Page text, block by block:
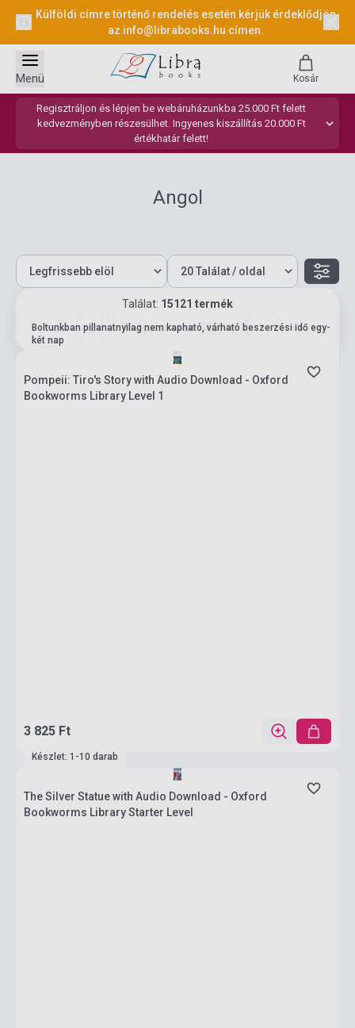
Külföldi címre történő rendelés esetén kérjük érdeklődjön
az info@librabooks.hu címen.
Regisztráljon és lépjen be webáruházunkba 25.000 Ft felett
kedvezményben részesülhet. Ingyenes kiszállítás 20.000 Ft
értékhatár felett!
Menü Kosár
Angol
Találat: 15121 termék
287 (összesen: 605)
Boltunkban pillanatnyilag nem kapható, várható beszerzési idő egy-
két nap
Pompeii: Tiro's Story with Audio Download - Oxford
Bookworms Library Level 1
3 825 Ft
Készlet: 1-10 darab
The Silver Statue with Audio Download - Oxford
Bookworms Library Starter Level